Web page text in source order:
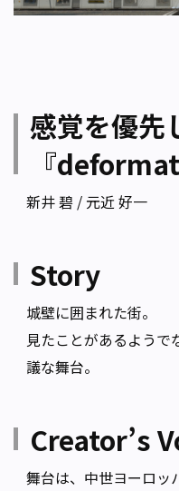
感覚を優先
『
新井 碧 / 元近 好一
Story
城壁に囲まれた街。
見たことがあるようで
議な舞台。
Creator’s
舞台は、中世ヨーロッ